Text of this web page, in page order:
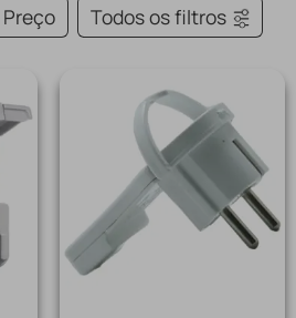
Preço Todos os filtros